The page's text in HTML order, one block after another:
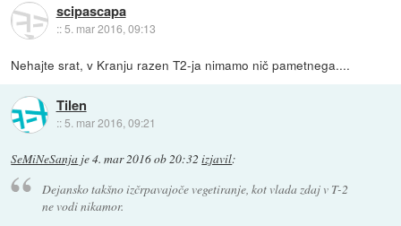
scipascapa
::5. mar 2016, 09:13
Nehajte srat, v Kranju razen T2-ja nimamo nič pametnega....
Tilen
:: 5. mar 2016, 09:21
SeMiNeSanja je4. mar 2016 ob 20:32 izjavil:
Dejansko takšno izčrpavajoče vegetiranje, kot vlada zdaj v T-2
ne vodi nikamor.